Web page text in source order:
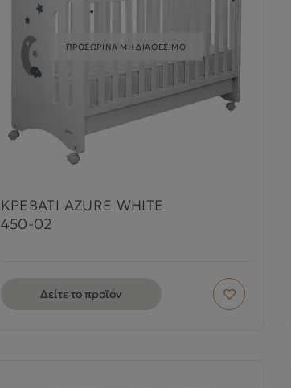
ΚΡΕΒΑΤΙ AZURE WHITE
450-02
ΠΡΟΣΩΡΙΝΑ ΜΗ ΔΙΑΘΕΣΙΜΟ
Δείτε το προϊόν